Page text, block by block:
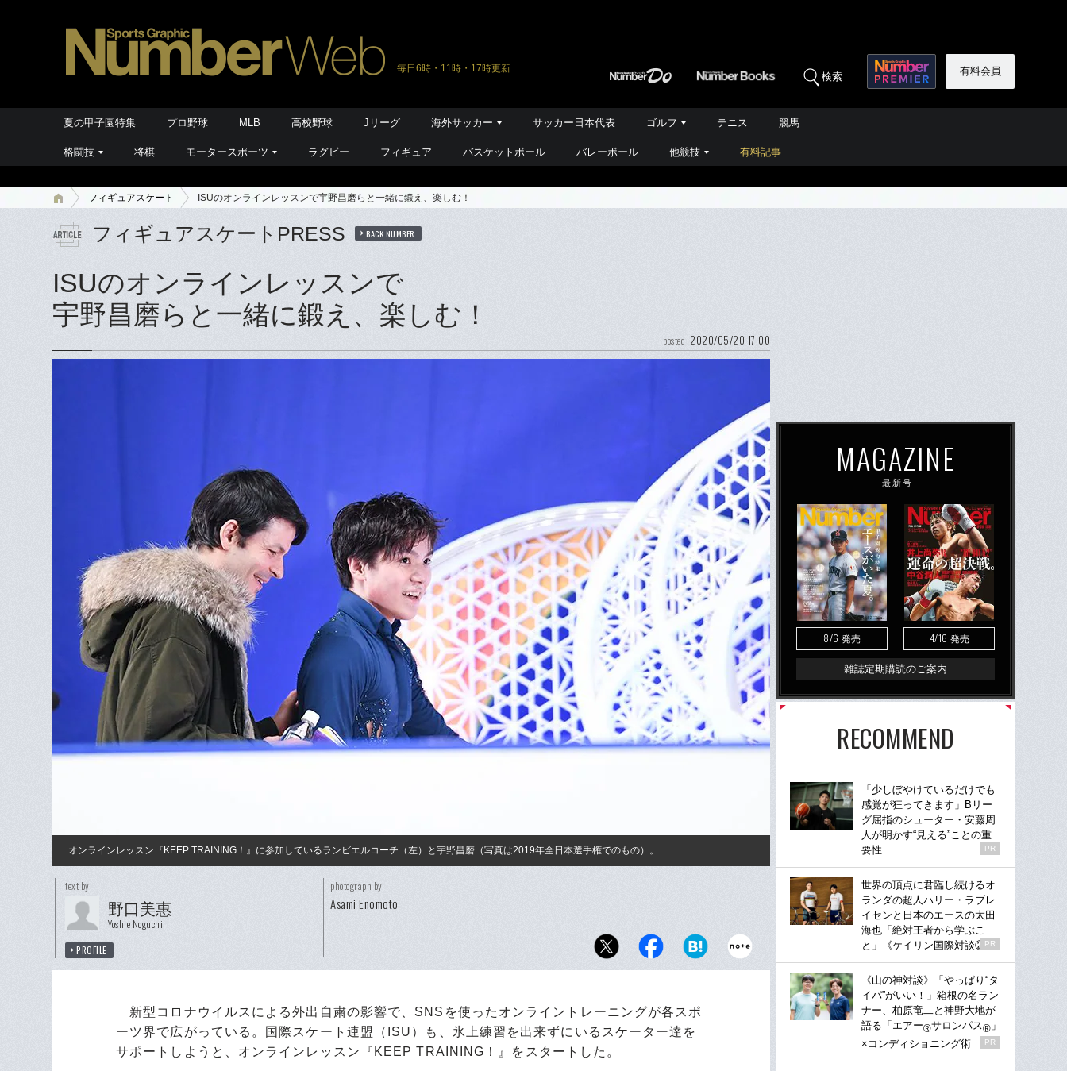
毎日6時・11時・17時更新
検索 有料会員
夏の甲子園特集 プロ野球 MLB 高校野球 Jリーグ 海外サッカー サッカー日本代表 ゴルフ テニス 競馬
格闘技 将棋 モータースポーツ ラグビー フィギュア バスケットボール バレーボール 他競技 有料記事
フィギュアスケート ISUのオンラインレッスンで宇野昌磨らと一緒に鍛え、楽しむ！
フィギュアスケートPRESS BACK NUMBER
ISUのオンラインレッスンで
宇野昌磨らと一緒に鍛え、楽しむ！
posted 2020/05/20 17:00
オンラインレッスン『KEEP TRAINING！』に参加しているランビエルコーチ（左）と宇野昌磨（写真は2019年全日本選手権でのもの）。
text by
野口美惠
Yoshie Noguchi
PROFILE
photograph by
Asami Enomoto
新型コロナウイルスによる外出自粛の影響で、SNSを使ったオンライントレーニングが各スポ
ーツ界で広がっている。国際スケート連盟（ISU）も、氷上練習を出来ずにいるスケーター達を
サポートしようと、オンラインレッスン『KEEP TRAINING！』をスタートした。
MAGAZINE
最新号
8/6 発売 4/16 発売
雑誌定期購読のご案内
RECOMMEND
「少しぼやけているだけでも
感覚が狂ってきます」Bリー
グ屈指のシューター・安藤周
人が明かす“見える”ことの重
要性
PR
世界の頂点に君臨し続けるオ
ランダの超人ハリー・ラブレ
イセンと日本のエースの太田
海也「絶対王者から学ぶこ
と」《ケイリン国際対談②》
PR
《山の神対談》「やっぱり“タ
イパ”がいい！」箱根の名ラン
ナー、柏原竜二と神野大地が
語る「エアー®サロンパス® 」
×コンディショニング術
PR